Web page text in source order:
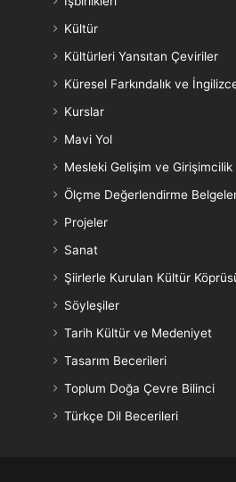
Kültür
Kültürleri Yansıtan Çeviriler
Küresel Farkındalık ve
Kurslar
Mavi Yol
Mesleki Gelişim ve Girişimcilik
Ölçme Değerlendirme
Projeler
Sanat
Şiirlerle Kurulan Kültür
Söyleşiler
Tarih Kültür ve Medeniyet
Tasarım Becerileri
Toplum Doğa Çevre Bilinci
Türkçe Dil Becerileri